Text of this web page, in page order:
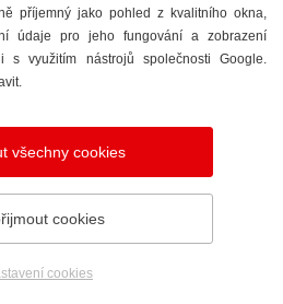
Poptávka
příjemný jako pohled z kvalitního okna,
údaje pro jeho fungování a zobrazení
využitím nástrojů společnosti Google.
všechny cookies
cookies
cookies